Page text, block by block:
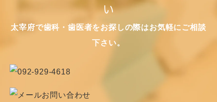
い
太宰府で歯科・歯医者をお探しの際はお気軽にご相談
下さい。